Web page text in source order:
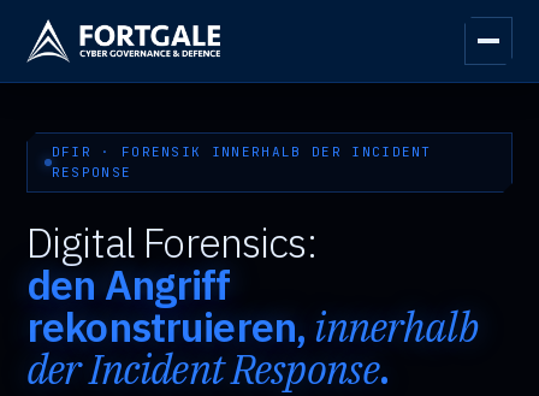
DFIR · FORENSIK INNERHALB DER INCIDENT
RESPONSE
Digital Forensics:
den Angriff
rekonstruieren, innerhalb
der Incident Response.